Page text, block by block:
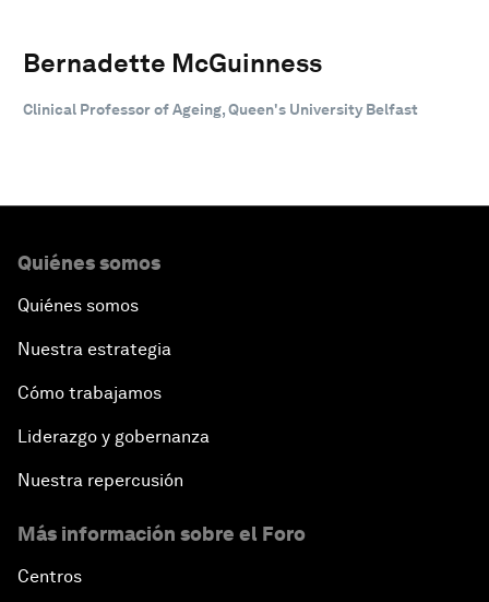
Bernadette McGuinness
Clinical Professor of Ageing, Queen's University Belfast
Quiénes somos
Quiénes somos
Nuestra estrategia
Cómo trabajamos
Liderazgo y gobernanza
Nuestra repercusión
Más información sobre el Foro
Centros